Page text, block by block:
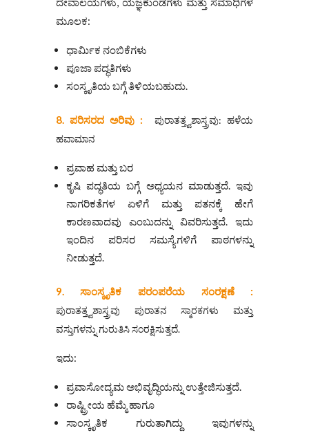
ಮೂಲಕ:
ಧಾರ್ಮಿಕ ನಂಬಿಕೆಗಳು
ಪೂಜಾ ಪದ್ಧತಿಗಳು
ಸಂಸ್ಕೃತಿಯ ಬಗ್ಗೆ ತಿಳಿಯಬಹುದು.
8. ಪರಿಸರದ ಅರಿವು : ಪುರಾತತ್ತ್ವಶಾಸ್ತ್ರವು:ಹಳೆಯ
ಹವಾಮಾನ
ಪ್ರವಾಹ ಮತ್ತು ಬರ
ಕೃಷಿ ಪದ್ಧತಿಯ ಬಗ್ಗೆ ಅಧ್ಯಯನ ಮಾಡುತ್ತದೆ. ಇವು
ನಾಗರಿಕತೆಗಳ ಏಳಿಗೆ ಮತ್ತು ಪತನಕ್ಕೆ ಹೇಗೆ
ಕಾರಣವಾದವು ಎಂಬುದನ್ನು ವಿವರಿಸುತ್ತದೆ. ಇದು
ಇಂದಿನ ಪರಿಸರ ಸಮಸ್ಯೆಗಳಿಗೆ ಪಾಠಗಳನ್ನು
ನೀಡುತ್ತದೆ.
9. ಸಾಂಸ್ಕೃತಿಕ ಪರಂಪರೆಯ ಸಂರಕ್ಷಣೆ :
ಪುರಾತತ್ತ್ವಶಾಸ್ತ್ರವು ಪುರಾತನ ಸ್ಮಾರಕಗಳು ಮತ್ತು
ವಸ್ತುಗಳನ್ನು ಗುರುತಿಸಿ ಸಂರಕ್ಷಿಸುತ್ತದೆ.
ಇದು:
ಪ್ರವಾಸೋದ್ಯಮ ಅಭಿವೃದ್ಧಿಯನ್ನು ಉತ್ತೇಜಿಸುತ್ತದೆ.
ರಾಷ್ಟ್ರೀಯ ಹೆಮ್ಮೆ ಹಾಗೂ
ಸಾಂಸ್ಕೃತಿಕ ಗುರುತಾಗಿದ್ದು ಇವುಗಳನ್ನು